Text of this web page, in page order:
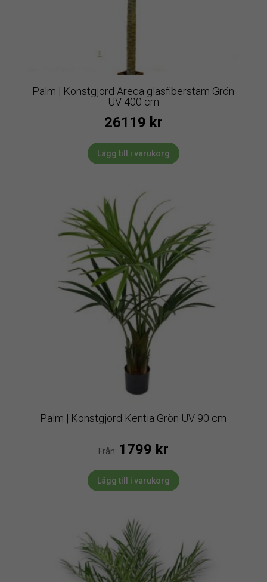
Palm | Konstgjord Areca glasfiberstam Grön
UV 400 cm
26119 kr
Lägg till i varukorg
Palm | Konstgjord Kentia Grön UV 90 cm
Från: 1799 kr
Lägg till i varukorg